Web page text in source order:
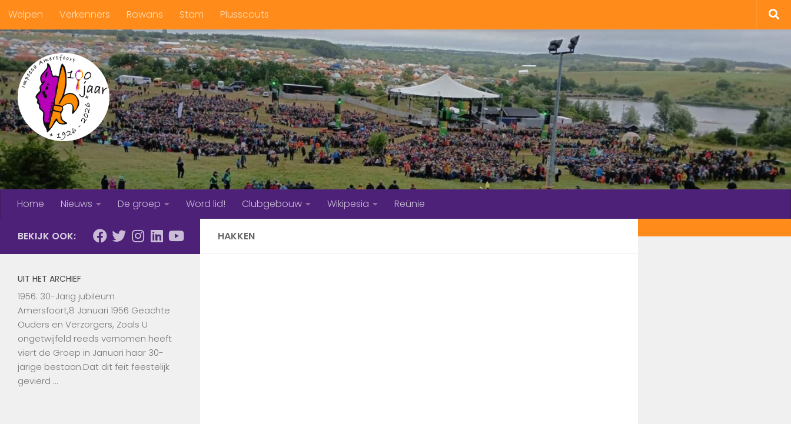
Doorgaan naar inhoud
Welpen Verkenners Rowans Stam Plusscouts
Home Nieuws De groep Word lid! Clubgebouw Wikipesia Reünie
HAKKEN
BEKIJK OOK:
UIT HET ARCHIEF
1956: 30-Jarig jubileum
Amersfoort,8 Januari 1956 Geachte
Ouders en Verzorgers, Zoals U
ongetwijfeld reeds vernomen heeft
viert de Groep in Januari haar 30-
jarige bestaan.Dat dit feit feestelijk
gevierd …